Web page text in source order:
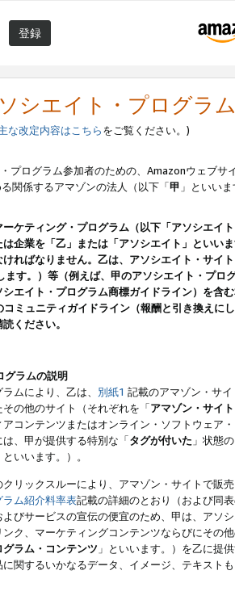
登録
シエイト・プログラ
な改定内容はこちらをご覧ください。)
プログラム参加者のための、Amazonウェブサ
関係するアマゾンの法人（以下「甲 」といい
ケティング・プログラム（以下「アソシエイ
は企業を「乙」または「アソシエイト」とい
ればなりません。乙は、アソシエイト・サイ
ます。）等（例えば、甲のアソシエイト・プ
エイト・プログラム商標ガイドライン）を
ミュニティガイドライン（報酬と引き換えに
ください。
グラムの説明
ムにより、乙は、 別紙1 記載のアマゾン・サ
その他のサイト（それぞれを「アマゾン・サイト
アコンテンツまたはオンライン・ソフトウェア
、甲が提供する特別な「タグが付いた 」状態
といいます。）。
リックスルーにより、アマゾン・サイトで販
ム紹介料率表記載の詳細のとおり（および同
びサービスの宣伝の便宜のため、甲は、アソ
ンク、マーケティングコンテンツならびにその
グラム・コンテンツ 」といいます。）を乙に提
に関するいかなるデータ、イメージ、テキス